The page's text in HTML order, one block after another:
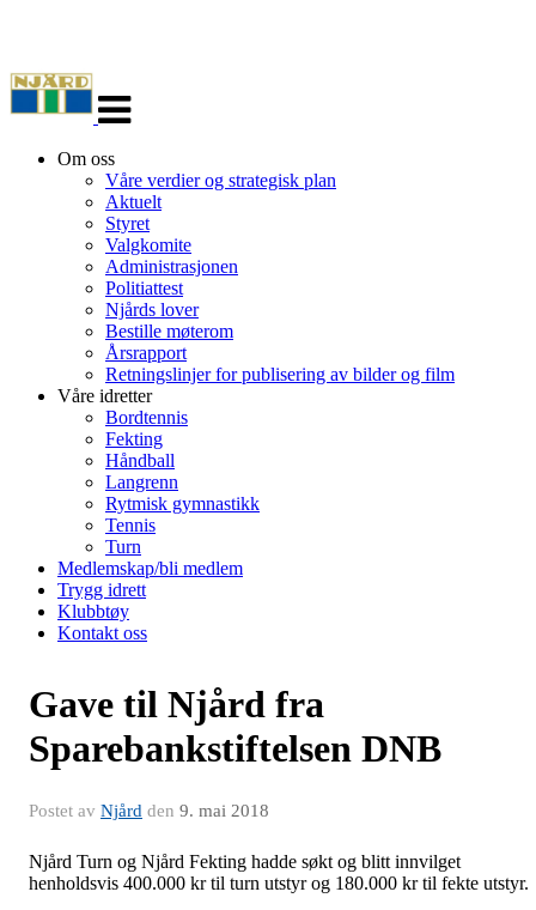
navigasjon
Om oss
Våre verdier og strategisk plan
Aktuelt
Styret
Valgkomite
Administrasjonen
Politiattest
Njårds lover
Bestille møterom
Årsrapport
Retningslinjer for publisering av bilder og film
Våre idretter
Bordtennis
Fekting
Håndball
Langrenn
Rytmisk gymnastikk
Tennis
Turn
Medlemskap/bli medlem
Trygg idrett
Klubbtøy
Kontakt oss
Gave til Njård fra
Sparebankstiftelsen DNB
Postet av Njård den 9. mai 2018
Njård Turn og Njård Fekting hadde søkt og blitt innvilget
henholdsvis 400.000 kr til turn utstyr og 180.000 kr til fekte utstyr.